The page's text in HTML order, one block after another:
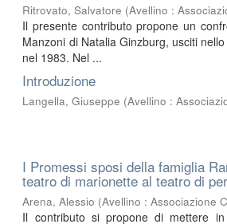
Ritrovato, Salvatore (Avellino :
Il presente contributo propone un
Manzoni di Natalia Ginzburg, usciti
nel 1983. Nel ...
Introduzione
Langella, Giuseppe (Avellino :
I Promessi sposi della famiglia
teatro di marionette al teatro di
Arena, Alessio (Avellino : Associazione
Il contributo si propone di mettere